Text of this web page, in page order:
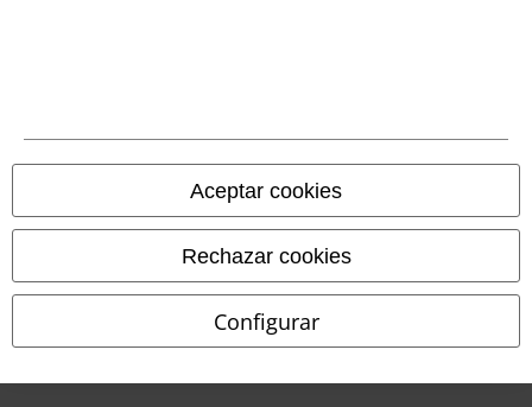
Aceptar cookies
Rechazar cookies
Configurar